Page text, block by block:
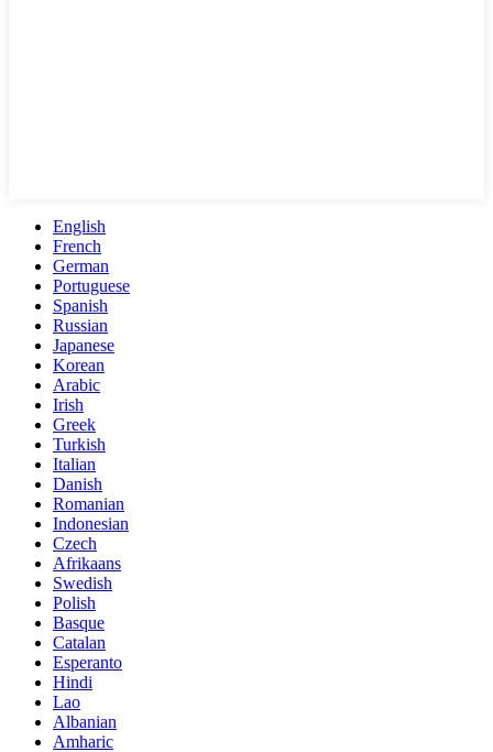
English
French
German
Portuguese
Spanish
Russian
Japanese
Korean
Arabic
Irish
Greek
Turkish
Italian
Danish
Romanian
Indonesian
Czech
Afrikaans
Swedish
Polish
Basque
Catalan
Esperanto
Hindi
Lao
Albanian
Amharic